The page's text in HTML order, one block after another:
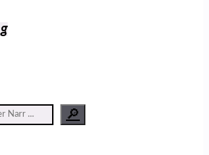
🔎